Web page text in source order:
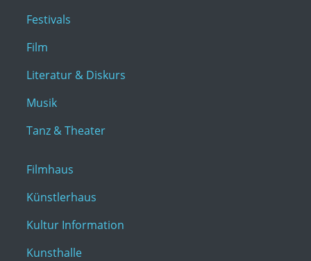
Festivals
Film
Literatur & Diskurs
Musik
Tanz & Theater
Filmhaus
Künstlerhaus
Kultur Information
Kunsthalle